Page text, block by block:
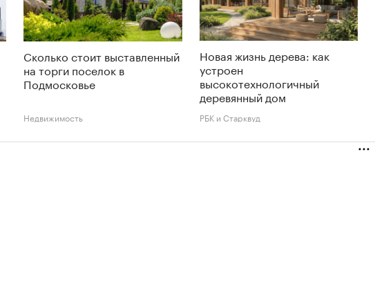
Сколько стоит выставленный
на торги поселок в
Подмосковье
Недвижимость
Новая жизнь дерева: как
устроен
высокотехнологичный
деревянный дом
РБК и Старквуд